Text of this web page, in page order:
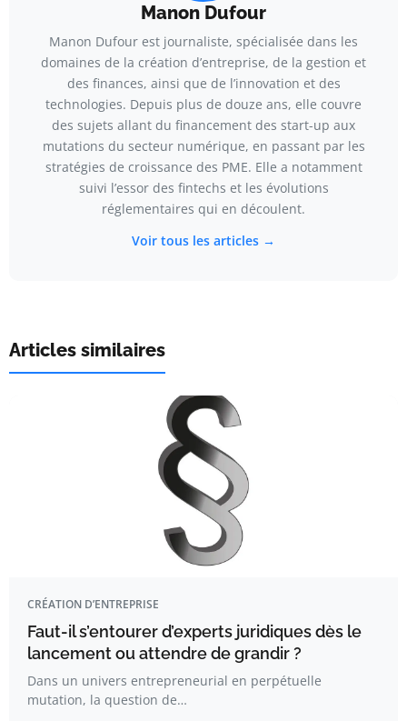
Manon Dufour
Manon Dufour est journaliste, spécialisée dans les
domaines de la création d’entreprise, de la gestion et
des finances, ainsi que de l’innovation et des
technologies. Depuis plus de douze ans, elle couvre
des sujets allant du financement des start-up aux
mutations du secteur numérique, en passant par les
stratégies de croissance des PME. Elle a notamment
suivi l’essor des fintechs et les évolutions
réglementaires qui en découlent.
Voir tous les articles →
Articles similaires
CRÉATION D’ENTREPRISE
Faut-il s’entourer d’experts juridiques dès le
lancement ou attendre de grandir ?
Dans un univers entrepreneurial en perpétuelle
mutation, la question de…